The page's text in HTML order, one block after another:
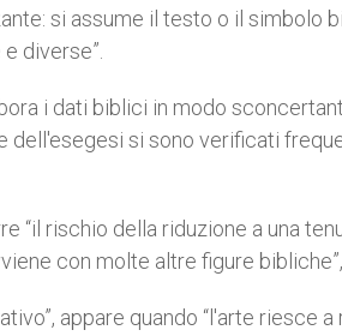
si assume il testo o il simbolo
diverse”.
i dati biblici in modo
dell'esegesi si sono verificati
“il rischio della riduzione a una
con molte altre figure
appare quando “l'arte riesce